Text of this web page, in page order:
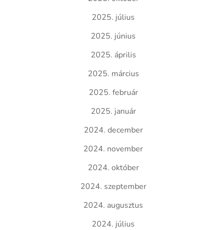
2025. július
2025. június
2025. április
2025. március
2025. február
2025. január
2024. december
2024. november
2024. október
2024. szeptember
2024. augusztus
2024. július